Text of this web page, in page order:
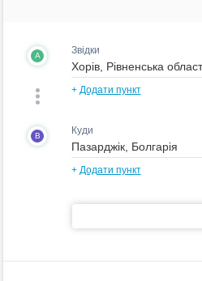
A Звідки
+ Додати пункт
B Куди
+ Додати пункт